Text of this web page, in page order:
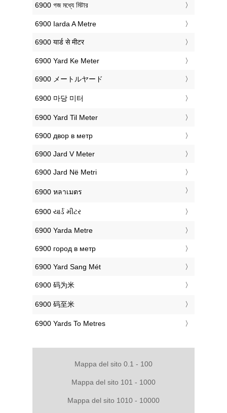
‎6900 গজ মধ্যে মিটার
‎6900 Iarda A Metre
‎6900 यार्ड से मीटर
‎6900 Yard Ke Meter
‎6900 メートルヤード
‎6900 마당 미터
‎6900 Yard Til Meter
‎6900 двор в метр
‎6900 Jard V Meter
‎6900 Jard Në Metri
‎6900 หลาเมตร
‎6900 યાર્ડ મીટર
‎6900 Yarda Metre
‎6900 город в метр
‎6900 Yard Sang Mét
‎6900 码为米
‎6900 码至米
‎6900 Yards To Metres
Mappa del sito 0.1 - 100
Mappa del sito 101 - 1000
Mappa del sito 1010 - 10000